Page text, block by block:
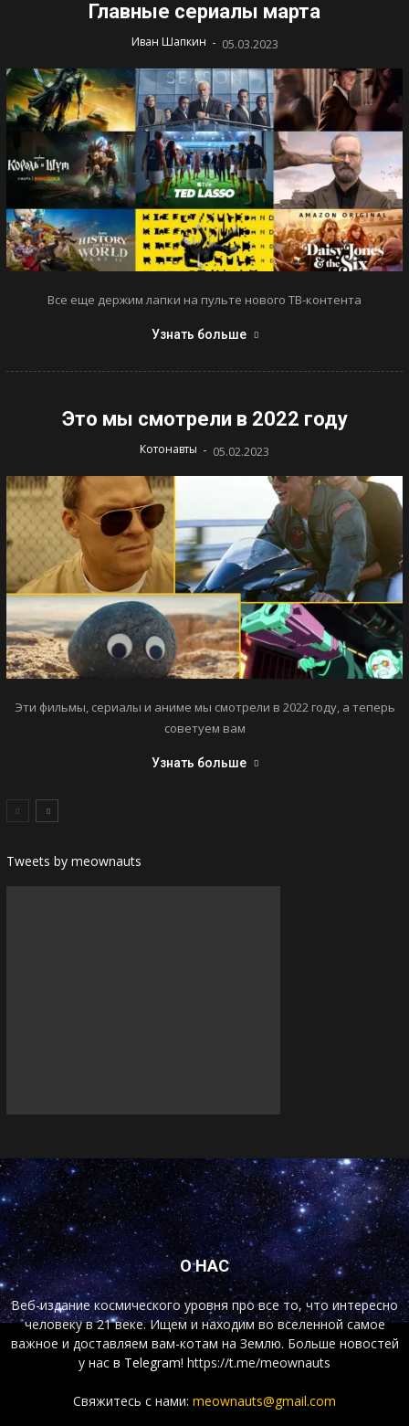
Главные сериалы марта
Иван Шапкин - 05.03.2023
Все еще держим лапки на пульте нового ТВ-контента
Узнать больше
Это мы смотрели в 2022 году
Котонавты - 05.02.2023
Эти фильмы, сериалы и аниме мы смотрели в 2022 году, а теперь
советуем вам
Узнать больше
Tweets by meownauts
О НАС
Веб-издание космического уровня про все то, что интересно
человеку в 21 веке. Ищем и находим во вселенной самое
важное и доставляем вам-котам на Землю. Больше новостей
у нас в Telegram! https://t.me/meownauts
Свяжитесь с нами: meownauts@gmail.com